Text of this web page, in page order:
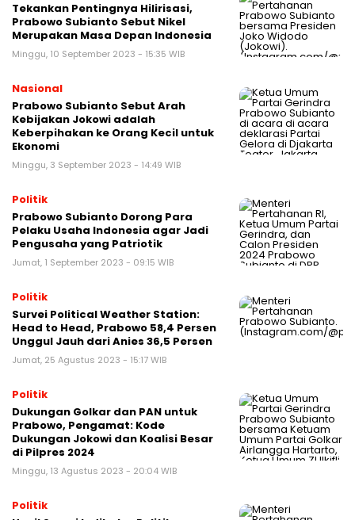
Tekankan Pentingnya Hilirisasi,
Prabowo Subianto Sebut Nikel
Merupakan Masa Depan Indonesia
Minggu, 10 September 2023 - 15:35 WIB
Nasional
Prabowo Subianto Sebut Arah
Kebijakan Jokowi adalah
Keberpihakan ke Orang Kecil untuk
Ekonomi
Minggu, 3 September 2023 - 14:49 WIB
Politik
Prabowo Subianto Dorong Para
Pelaku Usaha Indonesia agar Jadi
Pengusaha yang Patriotik
Jumat, 1 September 2023 - 09:15 WIB
Politik
Survei Political Weather Station:
Head to Head, Prabowo 58,4 Persen
Unggul Jauh dari Anies 36,5 Persen
Jumat, 25 Agustus 2023 - 15:17 WIB
Politik
Dukungan Golkar dan PAN untuk
Prabowo, Pengamat: Kode
Dukungan Jokowi dan Koalisi Besar
di Pilpres 2024
Minggu, 13 Agustus 2023 - 20:04 WIB
Politik